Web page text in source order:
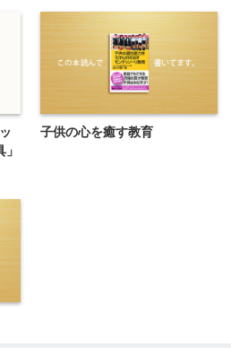
子供の心を癒す教育